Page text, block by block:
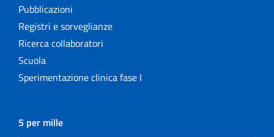
Pubblicazioni
Registri e sorveglianze
Ricerca collaboratori
Scuola
Sperimentazione clinica fase I
5 per mille